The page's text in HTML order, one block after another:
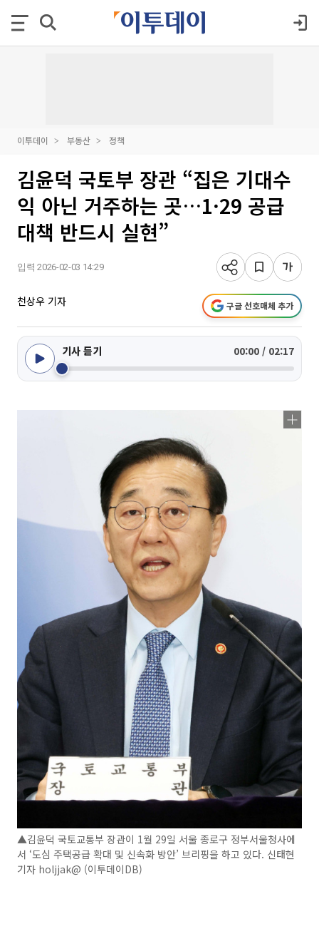
이투데이 부동산 정책
김윤덕 국토부 장관 “집은 기대수
익 아닌 거주하는 곳…1·29 공급
대책 반드시 실현”
입력 2026-02-03 14:29
천상우 기자 구글 선호매체 추가
기사 듣기 00:00 / 02:17
▲김윤덕 국토교통부 장관이 1월 29일 서울 종로구 정부서울청사에
서 ‘도심 주택공급 확대 및 신속화 방안’ 브리핑을 하고 있다. 신태현
기자 holjjak@ (이투데이DB)